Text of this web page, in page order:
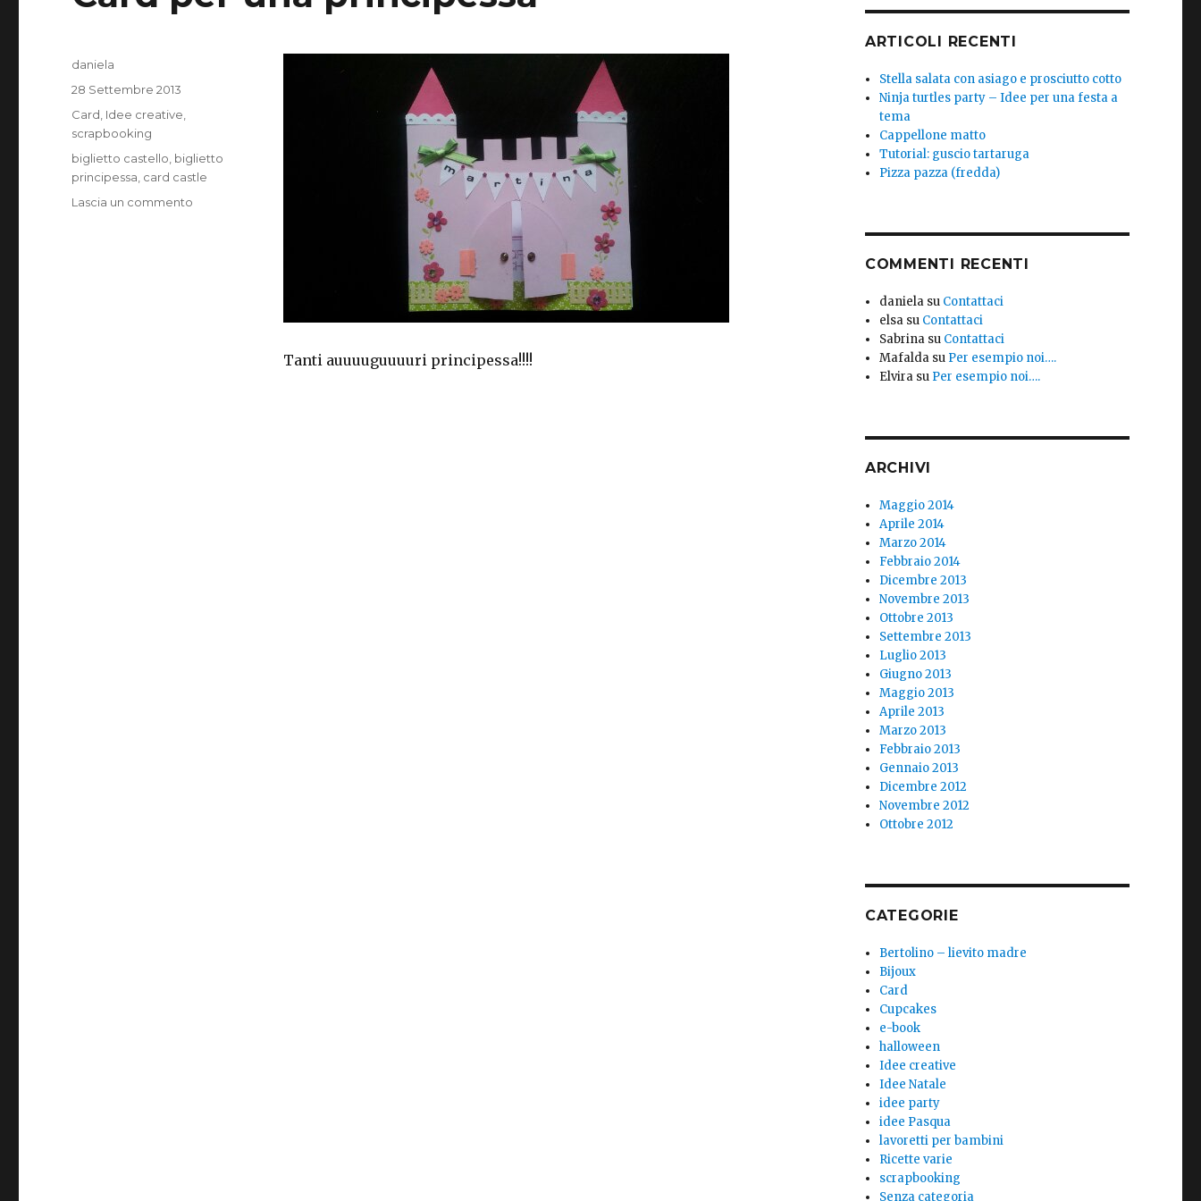
Tanti auuuuguuuuri principessa!!!!
Autore
daniela
Pubblicato
28 Settembre 2013
Categorie
Card Idee creative
scrapbooking
Tag
biglietto castello biglietto
principessa card castle
Lascia un commento
ARTICOLI RECENTI
Stella salata con asiago e prosciutto cotto
Ninja turtles party – Idee per una festa a
tema
Cappellone matto
Tutorial: guscio tartaruga
Pizza pazza (fredda)
COMMENTI RECENTI
daniela su Contattaci
elsa su Contattaci
Sabrina su Contattaci
Mafalda su Per esempio noi….
Elvira su Per esempio noi….
ARCHIVI
Maggio 2014
Aprile 2014
Marzo 2014
Febbraio 2014
Dicembre 2013
Novembre 2013
Ottobre 2013
Settembre 2013
Luglio 2013
Giugno 2013
Maggio 2013
Aprile 2013
Marzo 2013
Febbraio 2013
Gennaio 2013
Dicembre 2012
Novembre 2012
Ottobre 2012
CATEGORIE
Bertolino – lievito madre
Bijoux
Card
Cupcakes
e-book
halloween
Idee creative
Idee Natale
idee party
idee Pasqua
lavoretti per bambini
Ricette varie
scrapbooking
Senza categoria